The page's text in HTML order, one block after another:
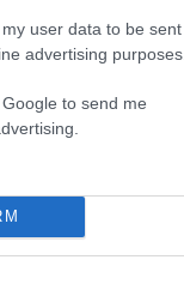
user data to be
advertising purposes.
to send me
βρισκόμαστε σε
ο
είπε πως δεν
απόφασή του να
ΔΙΑΦΗΜΙΣΗ